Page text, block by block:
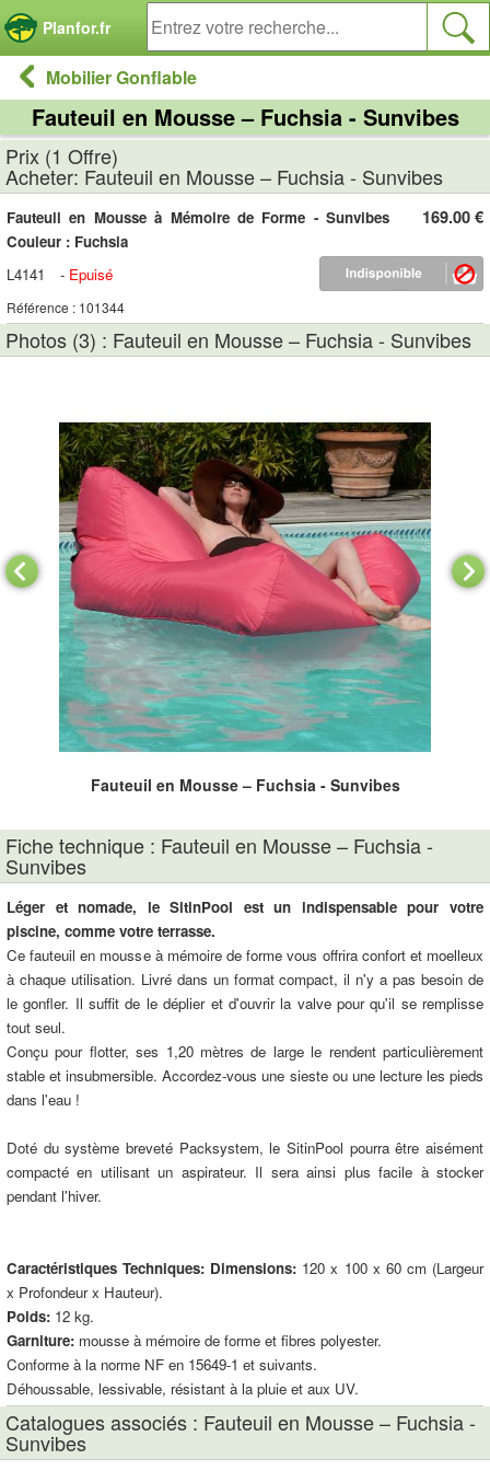
Planfor.fr
Mobilier Gonflable
Fauteuil en Mousse – Fuchsia - Sunvibes
Prix (1 Offre)
Acheter: Fauteuil en Mousse – Fuchsia - Sunvibes
169.00 €
Fauteuil en Mousse à Mémoire de Forme - Sunvibes
Couleur : Fuchsia
L4141
- Epuisé
Référence : 101344
Photos (3) : Fauteuil en Mousse – Fuchsia - Sunvibes
Fauteuil en Mousse – Fuchsia - Sunvibes
Fiche technique : Fauteuil en Mousse – Fuchsia -
Sunvibes
Léger et nomade, le SitinPool est un indispensable pour votre
piscine, comme votre terrasse.
Ce fauteuil en mousse à mémoire de forme vous offrira confort et moelleux
à chaque utilisation. Livré dans un format compact, il n'y a pas besoin de
le gonfler. Il suffit de le déplier et d'ouvrir la valve pour qu'il se remplisse
tout seul.
Conçu pour flotter, ses 1,20 mètres de large le rendent particulièrement
stable et insubmersible. Accordez-vous une sieste ou une lecture les pieds
dans l'eau !
Doté du système breveté Packsystem, le SitinPool pourra être aisément
compacté en utilisant un aspirateur. Il sera ainsi plus facile à stocker
pendant l'hiver.
Caractéristiques Techniques: Dimensions: 120 x 100 x 60 cm (Largeur
x Profondeur x Hauteur).
Poids: 12 kg.
Garniture: mousse à mémoire de forme et fibres polyester.
Conforme à la norme NF en 15649-1 et suivants.
Déhoussable, lessivable, résistant à la pluie et aux UV.
Catalogues associés : Fauteuil en Mousse – Fuchsia -
Sunvibes
Panneau de gestion des cookies